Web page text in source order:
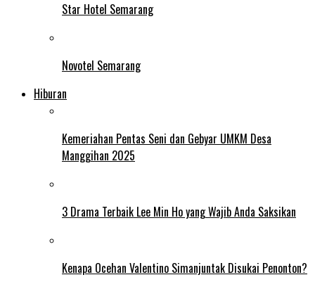
Star Hotel Semarang
Novotel Semarang
Hiburan
Kemeriahan Pentas Seni dan Gebyar UMKM Desa
Manggihan 2025
3 Drama Terbaik Lee Min Ho yang Wajib Anda Saksikan
Kenapa Ocehan Valentino Simanjuntak Disukai Penonton?